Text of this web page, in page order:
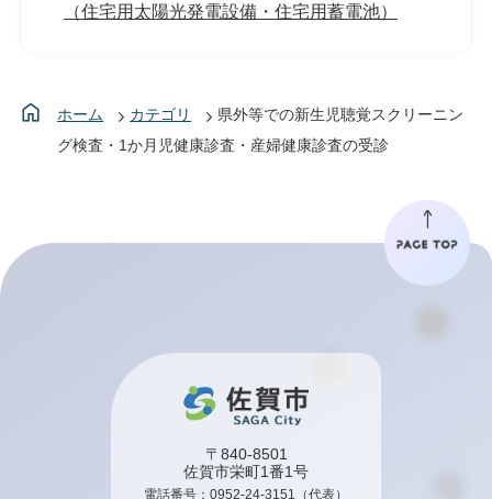
（住宅用太陽光発電設備・住宅用蓄電池）
ホーム カテゴリ
県外等での新生児聴覚スクリーニン
グ検査・1か月児健康診査・産婦健康診査の受診
〒840-8501
佐賀市栄町1番1号
電話番号： 0952-24-3151 （代表）